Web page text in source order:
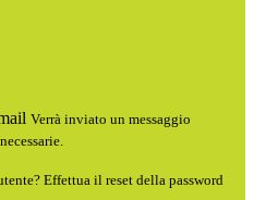
Verrà inviato un messaggio
Effettua il reset della password